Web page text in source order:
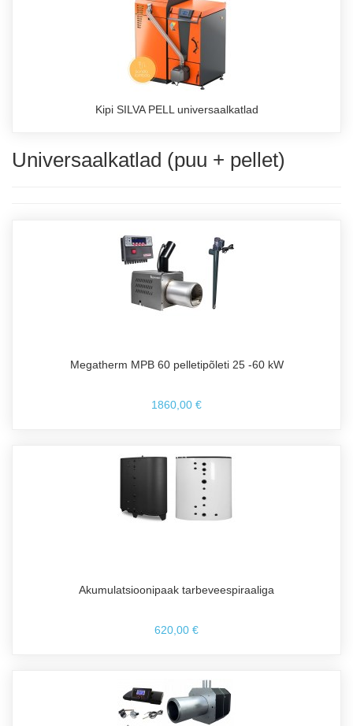
Kipi SILVA PELL universaalkatlad
Universaalkatlad (puu + pellet)
Megatherm MPB 60 pelletipõleti 25 -60 kW
1860,00 €
Akumulatsioonipaak tarbeveespiraaliga
620,00 €